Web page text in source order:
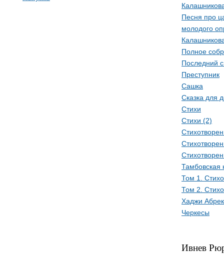
Песня про
молодого
Полное
Последний
Преступник
Сашка
Сказка для
Стихи
Стихи (2)
Тамбовская
Том 1.
Том 2.
Хаджи Абрек
Черкесы
Ивнев